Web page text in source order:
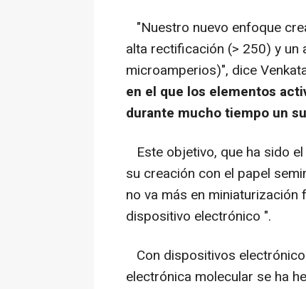
"Nuestro nuevo enfoque
alta rectificación (> 250) y un
microamperios)", dice
en el que los elementos
durante mucho tiempo un
Este objetivo, que ha sido
su creación con el papel
no va más en
dispositivo electrónico ".
Con dispositivos
electrónica molecular se ha